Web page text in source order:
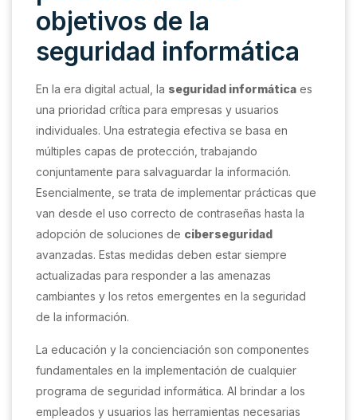
objetivos de la
seguridad informática
En la era digital actual, la seguridad informática es
una prioridad crítica para empresas y usuarios
individuales. Una estrategia efectiva se basa en
múltiples capas de protección, trabajando
conjuntamente para salvaguardar la información.
Esencialmente, se trata de implementar prácticas que
van desde el uso correcto de contraseñas hasta la
adopción de soluciones de ciberseguridad
avanzadas. Estas medidas deben estar siempre
actualizadas para responder a las amenazas
cambiantes y los retos emergentes en la seguridad
de la información.
La educación y la concienciación son componentes
fundamentales en la implementación de cualquier
programa de seguridad informática. Al brindar a los
empleados y usuarios las herramientas necesarias